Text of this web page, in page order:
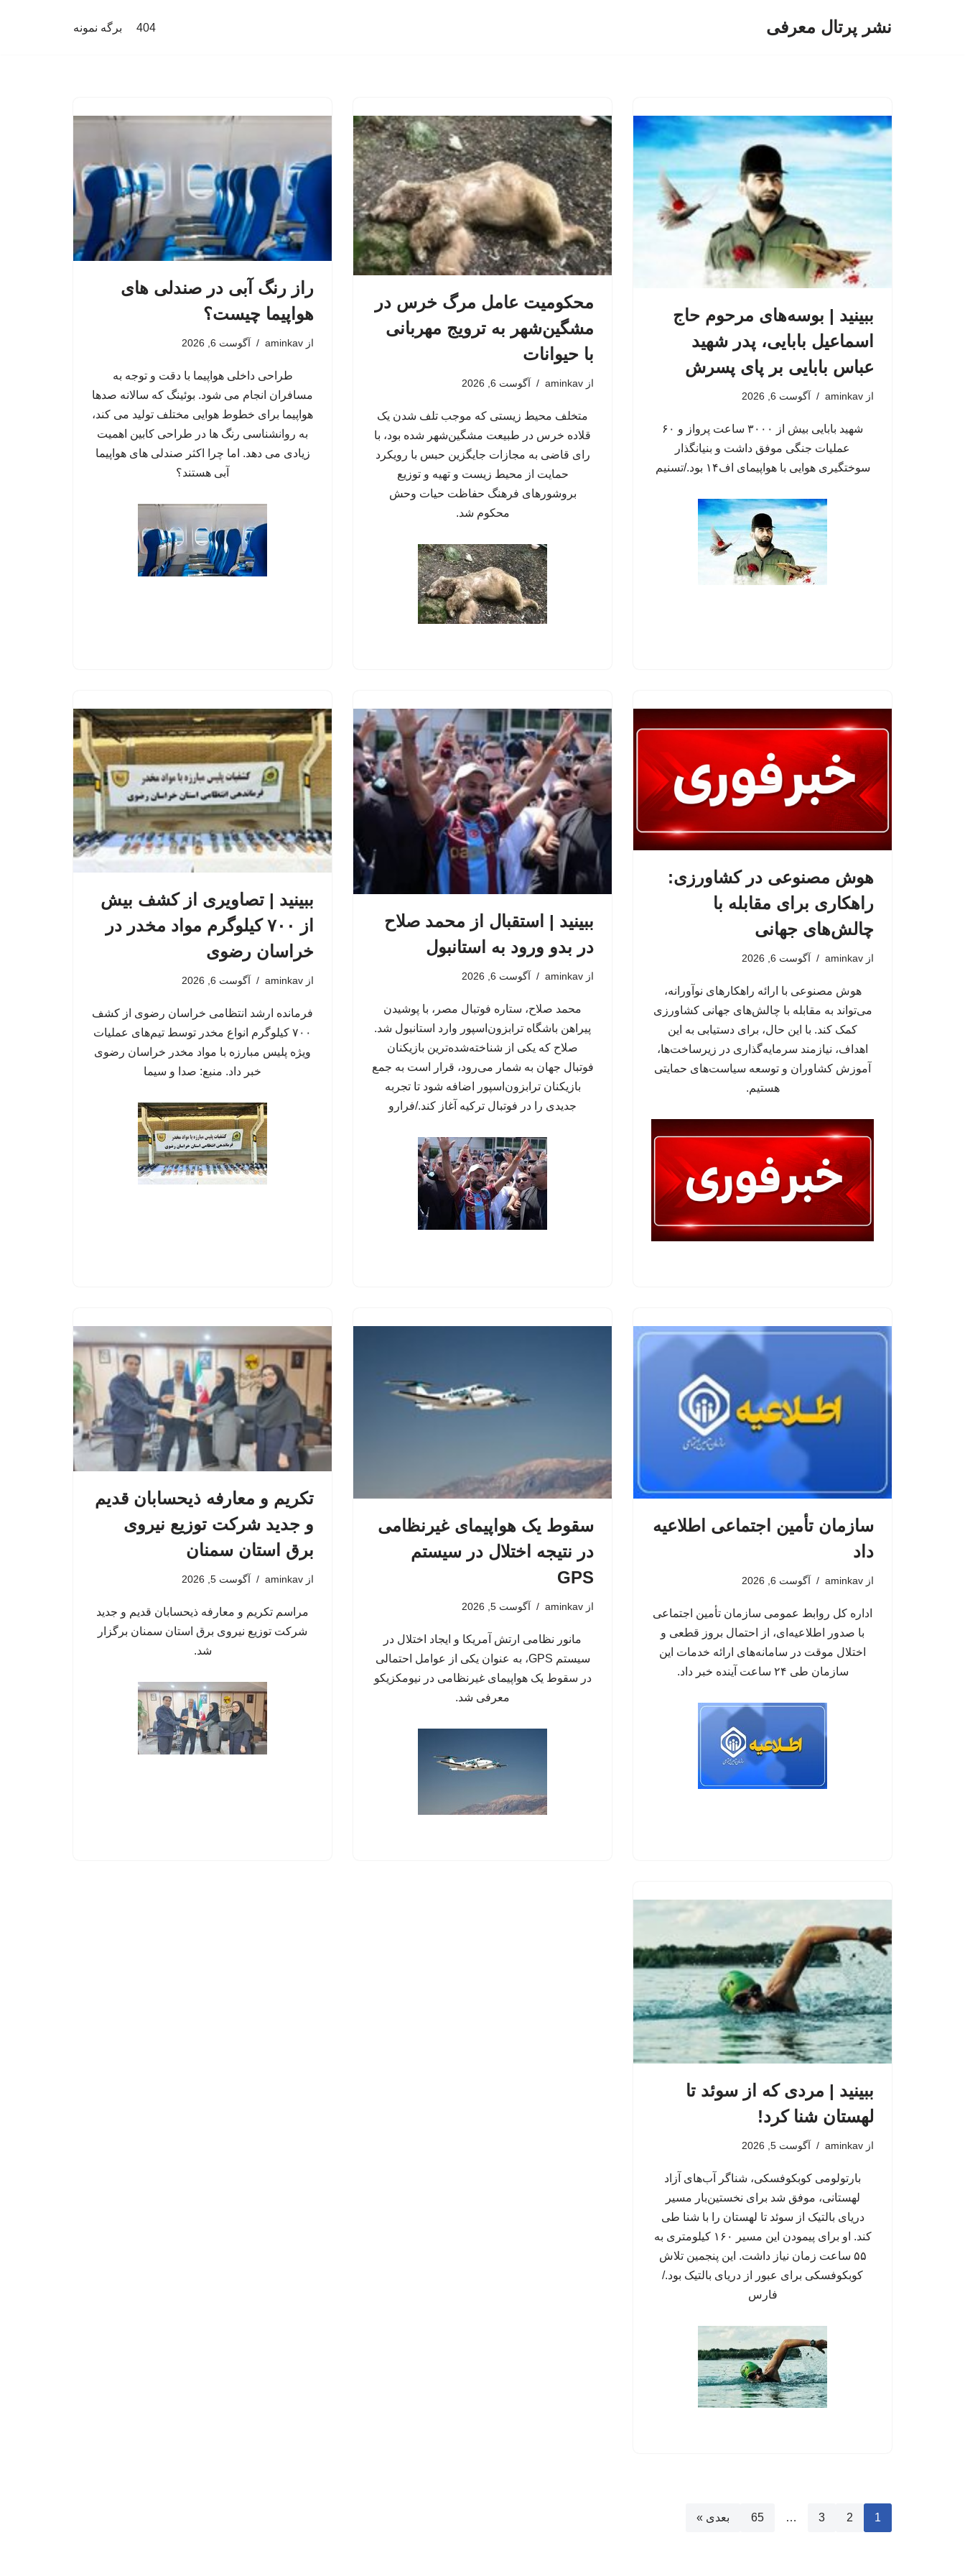
نشر پرتال معرفی 404 برگه نمونه
ببینید | بوسه‌های مرحوم حاج
اسماعیل بابایی، پدر شهید
عباس بابایی بر پای پسرش
از aminkav آگوست 6, 2026
شهید بابایی بیش از ۳۰۰۰ ساعت پرواز و ۶۰
عملیات جنگی موفق داشت و بنیانگذار
سوختگیری هوایی با هواپیمای اف۱۴ بود./تسنیم
محکومیت عامل مرگ خرس در
مشگین‌شهر به ترویج مهربانی
با حیوانات
از aminkav آگوست 6, 2026
متخلف محیط زیستی که موجب تلف شدن یک
قلاده خرس در طبیعت مشگین‌شهر شده بود، با
رای قاضی به مجازات جایگزین حبس با رویکرد
حمایت از محیط زیست و تهیه و توزیع
بروشورهای فرهنگ حفاظت حیات وحش
محکوم شد.
راز رنگ آبی در صندلی های
هواپیما چیست؟
از aminkav آگوست 6, 2026
طراحی داخلی هواپیما با دقت و توجه به
مسافران انجام می شود. بوئینگ که سالانه صدها
هواپیما برای خطوط هوایی مختلف تولید می کند،
به روانشناسی رنگ ها در طراحی کابین اهمیت
زیادی می دهد. اما چرا اکثر صندلی های هواپیما
آبی هستند؟
هوش مصنوعی در کشاورزی:
راهکاری برای مقابله با
چالش‌های جهانی
از aminkav آگوست 6, 2026
هوش مصنوعی با ارائه راهکارهای نوآورانه،
می‌تواند به مقابله با چالش‌های جهانی کشاورزی
کمک کند. با این حال، برای دستیابی به این
اهداف، نیازمند سرمایه‌گذاری در زیرساخت‌ها،
آموزش کشاوران و توسعه سیاست‌های حمایتی
هستیم.
ببینید | استقبال از محمد صلاح
در بدو ورود به استانبول
از aminkav آگوست 6, 2026
محمد صلاح، ستاره فوتبال مصر، با پوشیدن
پیراهن باشگاه ترابزون‌اسپور وارد استانبول شد.
صلاح که یکی از شناخته‌شده‌ترین بازیکنان
فوتبال جهان به شمار می‌رود، قرار است به جمع
بازیکنان ترابزون‌اسپور اضافه شود تا تجربه
جدیدی را در فوتبال ترکیه آغاز کند./فرارو
ببینید | تصاویری از کشف بیش
از ۷۰۰ کیلوگرم مواد مخدر در
خراسان رضوی
از aminkav آگوست 6, 2026
فرمانده ارشد انتظامی خراسان رضوی از کشف
۷۰۰ کیلوگرم انواع مخدر توسط تیم‌های عملیات
ویژه پلیس مبارزه با مواد مخدر خراسان رضوی
خبر داد. منبع: صدا و سیما
سازمان تأمین اجتماعی اطلاعیه
داد
از aminkav آگوست 6, 2026
اداره کل روابط عمومی سازمان تأمین اجتماعی
با صدور اطلاعیه‌ای، از احتمال بروز قطعی و
اختلال موقت در سامانه‌های ارائه خدمات این
سازمان طی ۲۴ ساعت آینده خبر داد.
سقوط یک هواپیمای غیرنظامی
در نتیجه اختلال در سیستم‌
GPS
از aminkav آگوست 5, 2026
مانور نظامی ارتش آمریکا و ایجاد اختلال در
سیستم‌ GPS، به عنوان یکی از عوامل احتمالی
در سقوط یک هواپیمای غیرنظامی در نیومکزیکو
معرفی شد.
تکریم و معارفه ذیحسابان قدیم
و جدید شرکت توزیع نیروی
برق استان سمنان
از aminkav آگوست 5, 2026
مراسم تکریم و معارفه ذیحسابان قدیم و جدید
شرکت توزیع نیروی برق استان سمنان برگزار
شد.
ببینید | مردی که از سوئد تا
لهستان شنا کرد!
از aminkav آگوست 5, 2026
بارتولومی کوبکوفسکی، شناگر آب‌های آزاد
لهستانی، موفق شد برای نخستین‌بار مسیر
دریای بالتیک از سوئد تا لهستان را با شنا طی
کند. او برای پیمودن این مسیر ۱۶۰ کیلومتری به
۵۵ ساعت زمان نیاز داشت. این پنجمین تلاش
کوبکوفسکی برای عبور از دریای بالتیک بود./
فارس
1
2
3
…
65 بعدی »